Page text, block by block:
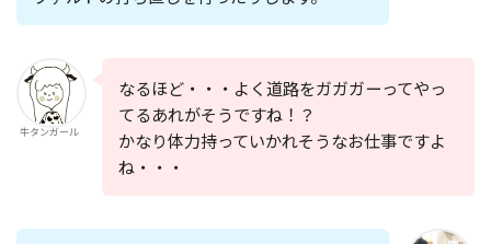
牛タンガール
なるほど・・・よく道路をガガガーってやっ
てるあれがそうですね！？
かなり体力持っていかれそうなお仕事ですよ
ね・・・